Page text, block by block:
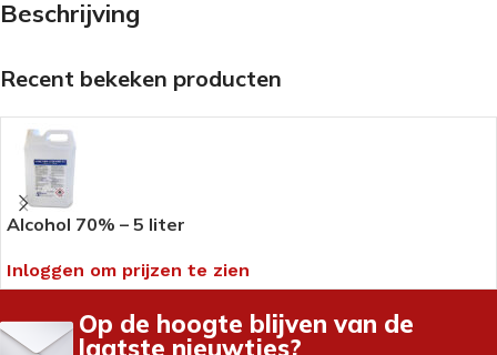
Beschrijving
Recent bekeken producten
Alcohol 70% – 5 liter
Inloggen om prijzen te zien
Op de hoogte blijven van de
laatste nieuwtjes?